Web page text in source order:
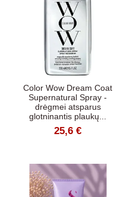
Color Wow Dream Coat
Supernatural Spray -
drėgmei atsparus
glotninantis plaukų...
25,6 €